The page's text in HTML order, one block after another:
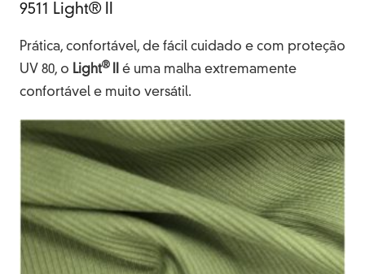
9511 Light® II
Prática, confortável, de fácil cuidado e com proteção
UV 80, o Light®
é uma malha extremamente
confortável e muito versátil.